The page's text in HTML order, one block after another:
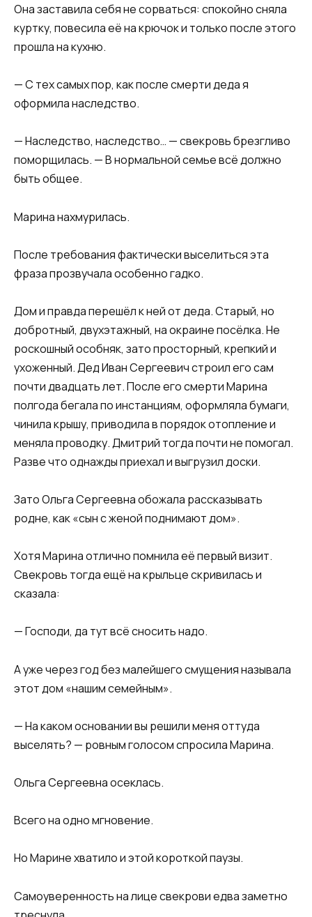
Она заставила себя не сорваться: спокойно сняла
куртку, повесила её на крючок и только после этого
прошла на кухню.
— С тех самых пор, как после смерти деда я
оформила наследство.
— Наследство, наследство… — свекровь брезгливо
поморщилась. — В нормальной семье всё должно
быть общее.
Марина нахмурилась.
После требования фактически выселиться эта
фраза прозвучала особенно гадко.
Дом и правда перешёл к ней от деда. Старый, но
добротный, двухэтажный, на окраине посёлка. Не
роскошный особняк, зато просторный, крепкий и
ухоженный. Дед Иван Сергеевич строил его сам
почти двадцать лет. После его смерти Марина
полгода бегала по инстанциям, оформляла бумаги,
чинила крышу, приводила в порядок отопление и
меняла проводку. Дмитрий тогда почти не помогал.
Разве что однажды приехал и выгрузил доски.
Зато Ольга Сергеевна обожала рассказывать
родне, как «сын с женой поднимают дом».
Хотя Марина отлично помнила её первый визит.
Свекровь тогда ещё на крыльце скривилась и
сказала:
— Господи, да тут всё сносить надо.
А уже через год без малейшего смущения называла
этот дом «нашим семейным».
— На каком основании вы решили меня оттуда
выселять? — ровным голосом спросила Марина.
Ольга Сергеевна осеклась.
Всего на одно мгновение.
Но Марине хватило и этой короткой паузы.
Самоуверенность на лице свекрови едва заметно